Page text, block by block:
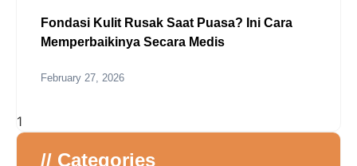
Fondasi Kulit Rusak Saat Puasa? Ini Cara
Memperbaikinya Secara Medis
February 27, 2026
// Categories